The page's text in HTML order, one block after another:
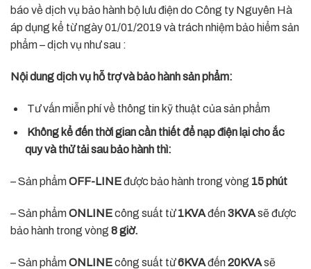
báo về dịch vụ bảo hành bộ lưu điện do Công ty Nguyên Hà
áp dụng kể từ ngày 01/01/2019 và trách nhiệm bảo hiểm sản
phẩm – dịch vụ như sau :
Nội dung dịch vụ hỗ trợ và bảo hành sản phẩm:
Tư vấn miễn phí về thông tin kỹ thuật của sản phẩm
Không kể đến thời gian cần thiết để nạp điện lại cho ắc
quy và thử tải sau bảo hành thì:
– Sản phẩmOFF-LINEđược bảo hành trong vòng 15 phút
– Sản phẩmONLINEcông suất từ1KVAđến3KVAsẽ được
bảo hành trong vòng 8 giờ.
– Sản phẩmONLINEcông suất từ6KVAđến20KVAsẽ